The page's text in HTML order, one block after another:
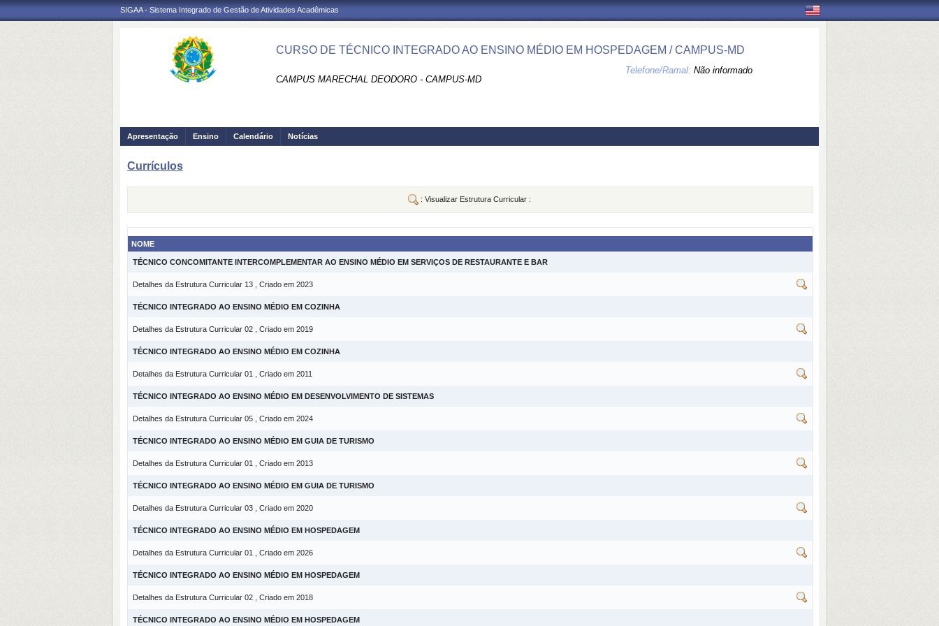
SIGAA - Sistema Integrado de Gestão de Atividades Acadêmicas
CURSO DE TÉCNICO INTEGRADO AO ENSINO MÉDIO EM HOSPEDAGEM / CAMPUS-MD
CAMPUS MARECHAL DEODORO - CAMPUS-MD
Telefone/Ramal: Não informado
Apresentação Ensino Calendário Notícias
Currículos
: Visualizar Estrutura Curricular :
NOME
TÉCNICO CONCOMITANTE INTERCOMPLEMENTAR AO ENSINO MÉDIO EM SERVIÇOS DE RESTAURANTE E BAR
Detalhes da Estrutura Curricular 13 , Criado em 2023
TÉCNICO INTEGRADO AO ENSINO MÉDIO EM COZINHA
Detalhes da Estrutura Curricular 02 , Criado em 2019
TÉCNICO INTEGRADO AO ENSINO MÉDIO EM COZINHA
Detalhes da Estrutura Curricular 01 , Criado em 2011
TÉCNICO INTEGRADO AO ENSINO MÉDIO EM DESENVOLVIMENTO DE SISTEMAS
Detalhes da Estrutura Curricular 05 , Criado em 2024
TÉCNICO INTEGRADO AO ENSINO MÉDIO EM GUIA DE TURISMO
Detalhes da Estrutura Curricular 01 , Criado em 2013
TÉCNICO INTEGRADO AO ENSINO MÉDIO EM GUIA DE TURISMO
Detalhes da Estrutura Curricular 03 , Criado em 2020
TÉCNICO INTEGRADO AO ENSINO MÉDIO EM HOSPEDAGEM
Detalhes da Estrutura Curricular 01 , Criado em 2026
TÉCNICO INTEGRADO AO ENSINO MÉDIO EM HOSPEDAGEM
Detalhes da Estrutura Curricular 02 , Criado em 2018
TÉCNICO INTEGRADO AO ENSINO MÉDIO EM HOSPEDAGEM